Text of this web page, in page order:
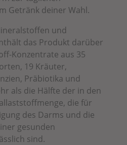
Getränk deiner Wahl.
und
das Produkt darüber
Konzentrate aus 35
19 Kräuter,
Präbiotika und
als die Hälfte der in den
die für
des Darms und die
gesunden
sind.